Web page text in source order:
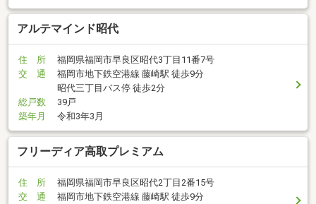
アルテマインド昭代
住 所
福岡県福岡市早良区昭代3丁目11番7号
交 通
福岡市地下鉄空港線 藤崎駅 徒歩9分
昭代三丁目バス停 徒歩2分
総戸数
39戸
築年月
令和3年3月
フリーディア高取プレミアム
住 所
福岡県福岡市早良区昭代2丁目2番15号
交 通
福岡市地下鉄空港線 藤崎駅 徒歩9分